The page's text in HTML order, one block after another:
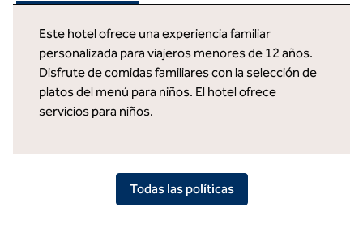
Este hotel ofrece una experiencia familiar
personalizada para viajeros menores de 12 años.
Disfrute de comidas familiares con la selección de
platos del menú para niños. El hotel ofrece
servicios para niños.
Todas las políticas